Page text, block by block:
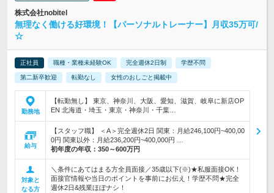
株式会社nobitel
無理なく働ける好環境！【パーソナルトレーナー】月収35万可/
☆
正社員 職種・業種未経験OK 完全週休2日制 学歴不問
第二新卒歓迎 転勤なし 女性のおしごと掲載中
勤務地
【転勤無し】 東京、神奈川、大阪、愛知、滋賀、岐阜に新店OP
EN 北海道・埼玉・東京・神奈川・千葉…
給与
【スタッフ職】 ＜A＞完全週休2日 関東：月給246,100円~400,00
0円 関東以外：月給236,200円~400,000円 …
初年度の年収： 350～600万円
対象と
なる方
＼条件にあてはまる方全員面接／35歳以下(※)★私服面接OK！
面接官情報や当日のポイントを事前にお伝え！学歴不問★完全
週休2日&残業ほぼナシ！